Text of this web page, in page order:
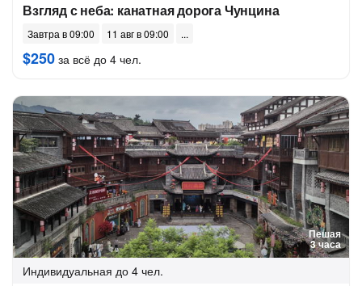
Взгляд с неба: канатная дорога Чунцина
Завтра в 09:00 11 авг в 09:00
$250 за всё до 4 чел.
Пешая
3 часа
Индивидуальная до 4 чел.